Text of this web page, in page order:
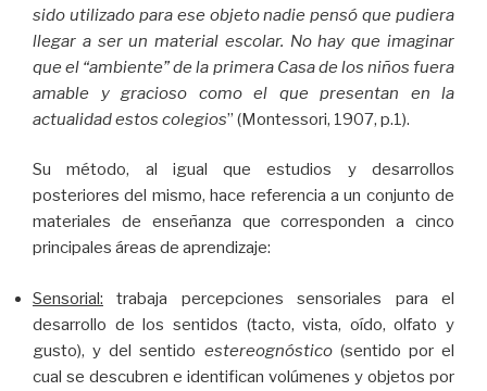
sido utilizado para ese objeto nadie pensó que pudiera
llegar a ser un material escolar. No hay que imaginar
que el “ambiente” de la primera Casa de los niños fuera
amable y gracioso como el que presentan en la
actualidad estos colegios” (Montessori, 1907, p.1).
Su método, al igual que estudios y desarrollos
posteriores del mismo, hace referencia a un conjunto de
materiales de enseñanza que corresponden a cinco
principales áreas de aprendizaje:
Sensorial: trabaja percepciones sensoriales para el
desarrollo de los sentidos (tacto, vista, oído, olfato y
gusto), y del sentido estereognóstico(sentido por el
cual se descubren e identifican volúmenes y objetos por